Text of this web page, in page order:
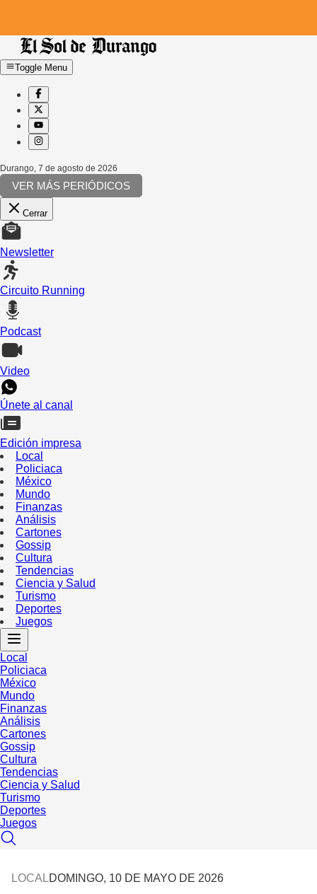
Toggle Menu
Durango 7 de agosto de 2026
VER MÁS PERIÓDICOS
Cerrar
Newsletter
Circuito Running
Podcast
Video
Únete al canal
Edición impresa
Local
Policiaca
México
Mundo
Finanzas
Análisis
Cartones
Gossip
Cultura
Tendencias
Ciencia y Salud
Turismo
Deportes
Juegos
Local
Policiaca
México
Mundo
Finanzas
Análisis
Cartones
Gossip
Cultura
Tendencias
Ciencia y Salud
Turismo
Deportes
Juegos
LOCALDOMINGO, 10 DE MAYO DE 2026